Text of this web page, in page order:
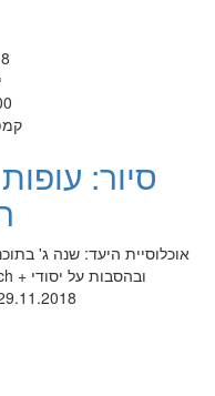
סיור:
אוכלוסיית היעד: שנה ג'
ובהסבות על יסודי + M.Teach באחריות ד"ר משה נתן
29.11.2018 בשעה 19:00-07:00